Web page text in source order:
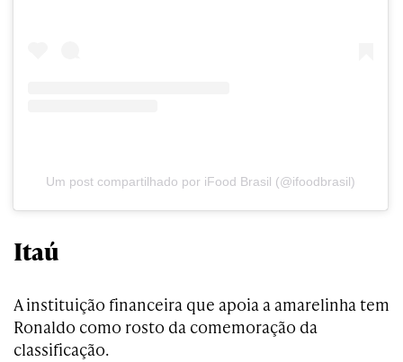
Um post compartilhado por iFood Brasil (@ifoodbrasil)
Itaú
A instituição financeira que apoia a amarelinha tem
Ronaldo como rosto da comemoração da
classificação.